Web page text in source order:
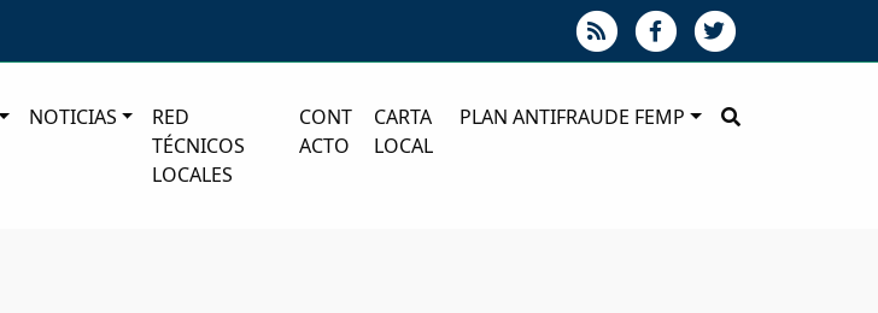
NOTICIAS
RED
TÉCNICOS
LOCALES
CONT
ACTO
CARTA
LOCAL
PLAN ANTIFRAUDE FEMP